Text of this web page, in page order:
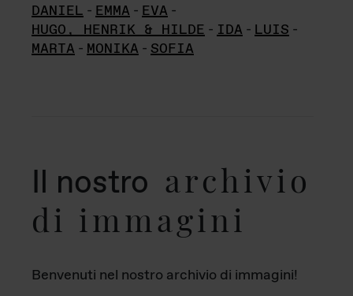
DANIEL - EMMA - EVA -
HUGO, HENRIK & HILDE - IDA - LUIS -
MARTA - MONIKA - SOFIA
Il nostro archivio
di immagini
Benvenuti nel nostro archivio di immagini!